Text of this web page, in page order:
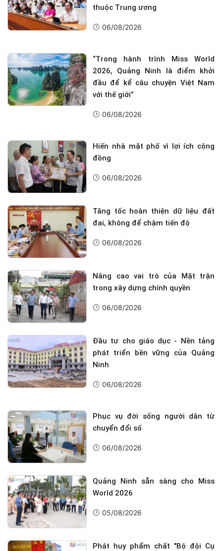
thuộc Trung ương
06/08/2026
“Trong hành trình Miss World
2026, Quảng Ninh là điểm khởi
đầu để kể câu chuyện Việt Nam
với thế giới”
06/08/2026
Hiến nhà mặt phố vì lợi ích cộng
đồng
06/08/2026
Tăng tốc hoàn thiện dữ liệu đất
đai, không để chậm tiến độ
06/08/2026
Nâng cao vai trò của Mặt trận
trong xây dựng chính quyền
06/08/2026
Đầu tư cho giáo dục - Nền tảng
phát triển bền vững của Quảng
Ninh
06/08/2026
Phục vụ đời sống người dân từ
chuyển đổi số
06/08/2026
Quảng Ninh sẵn sàng cho Miss
World 2026
05/08/2026
Phát huy phẩm chất "Bộ đội Cụ